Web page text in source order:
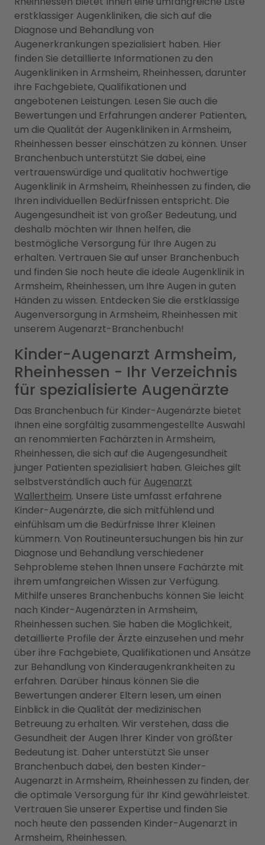
erstklassiger Augenkliniken, die sich auf die
Diagnose und Behandlung von
Augenerkrankungen spezialisiert haben. Hier
finden Sie detaillierte Informationen zu den
Augenkliniken in Armsheim, Rheinhessen, darunter
ihre Fachgebiete, Qualifikationen und
angebotenen Leistungen. Lesen Sie auch die
Bewertungen und Erfahrungen anderer Patienten,
um die Qualität der Augenkliniken in Armsheim,
Rheinhessen besser einschätzen zu können. Unser
Branchenbuch unterstützt Sie dabei, eine
vertrauenswürdige und qualitativ hochwertige
Augenklinik in Armsheim, Rheinhessen zu finden, die
Ihren individuellen Bedürfnissen entspricht. Die
Augengesundheit ist von großer Bedeutung, und
deshalb möchten wir Ihnen helfen, die
bestmögliche Versorgung für Ihre Augen zu
erhalten. Vertrauen Sie auf unser Branchenbuch
und finden Sie noch heute die ideale Augenklinik in
Armsheim, Rheinhessen, um Ihre Augen in guten
Händen zu wissen. Entdecken Sie die erstklassige
Augenversorgung in Armsheim, Rheinhessen mit
unserem Augenarzt-Branchenbuch!
Kinder-Augenarzt Armsheim,
Rheinhessen - Ihr Verzeichnis
für spezialisierte Augenärzte
Das Branchenbuch für Kinder-Augenärzte bietet
Ihnen eine sorgfältig zusammengestellte Auswahl
an renommierten Fachärzten in Armsheim,
Rheinhessen, die sich auf die Augengesundheit
junger Patienten spezialisiert haben. Gleiches gilt
selbstverständlich auch für Augenarzt
Wallertheim. Unsere Liste umfasst erfahrene
Kinder-Augenärzte, die sich mitfühlend und
einfühlsam um die Bedürfnisse Ihrer Kleinen
kümmern. Von Routineuntersuchungen bis hin zur
Diagnose und Behandlung verschiedener
Sehprobleme stehen Ihnen unsere Fachärzte mit
ihrem umfangreichen Wissen zur Verfügung.
Mithilfe unseres Branchenbuchs können Sie leicht
nach Kinder-Augenärzten in Armsheim,
Rheinhessen suchen. Sie haben die Möglichkeit,
detaillierte Profile der Ärzte einzusehen und mehr
über ihre Fachgebiete, Qualifikationen und Ansätze
zur Behandlung von Kinderaugenkrankheiten zu
erfahren. Darüber hinaus können Sie die
Bewertungen anderer Eltern lesen, um einen
Einblick in die Qualität der medizinischen
Betreuung zu erhalten. Wir verstehen, dass die
Gesundheit der Augen Ihrer Kinder von größter
Bedeutung ist. Daher unterstützt Sie unser
Branchenbuch dabei, den besten Kinder-
Augenarzt in Armsheim, Rheinhessen zu finden, der
die optimale Versorgung für Ihr Kind gewährleistet.
Vertrauen Sie unserer Expertise und finden Sie
noch heute den passenden Kinder-Augenarzt in
Armsheim, Rheinhessen.